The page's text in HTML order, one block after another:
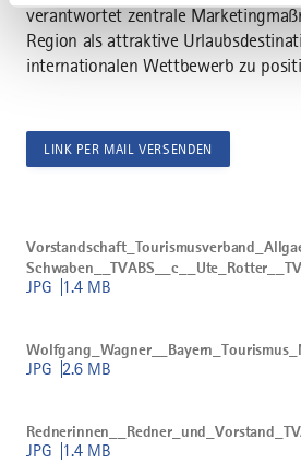
verantwortet zentrale
Region als attraktive
internationalen Wettbewerb zu
LINK PER MAIL VERSENDEN
JPG
1.4 MB
herunterladen
JPG 2.6 MB
herunterladen
JPG
1.4 MB
herunterladen